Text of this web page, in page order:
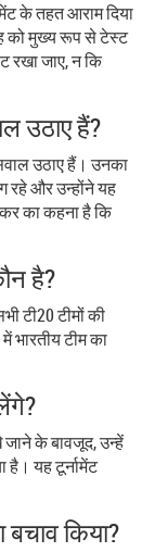
के तहत आराम दिया
को मुख्य रूप से टेस्ट
रखा जाए, न कि
उठाए हैं?
उठाए हैं। उनका
रहे और उन्होंने यह
का कहना है कि
है?
टी20 टीमों की
भारतीय टीम का
के बावजूद, उन्हें
है। यह टूर्नामेंट
किया?